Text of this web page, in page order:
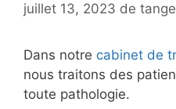
juillet 13, 2023 de
Dans notre cabinet de
nous traitons des
toute pathologie.